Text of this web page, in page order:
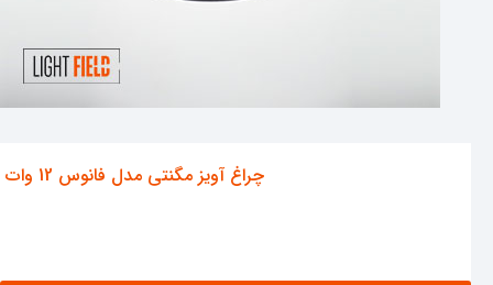
چراغ آویز مگنتی مدل فانوس 12 وات